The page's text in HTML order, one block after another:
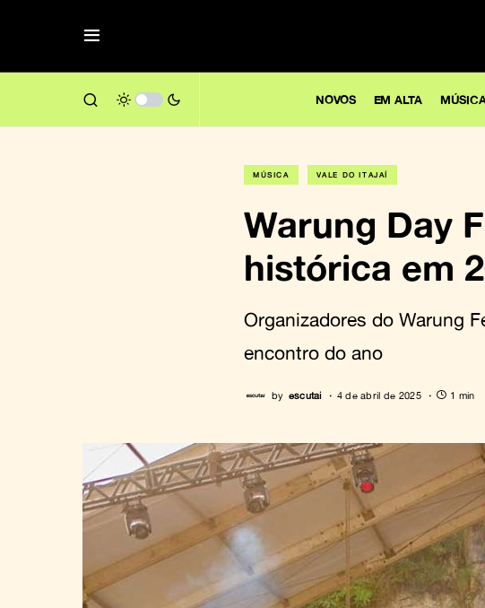
NOVOS EM ALTA
MÚSICA VALE DO ITAJAÍ
Warung Day
histórica em
Organizadores do Warung
encontro do ano
by escutai 4 de abril de 2025 1 min